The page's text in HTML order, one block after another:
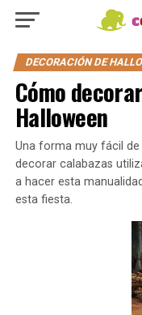
DECORACIÓN DE
Cómo
Halloween
Una forma muy fácil
decorar calabazas
a hacer esta
esta fiesta.